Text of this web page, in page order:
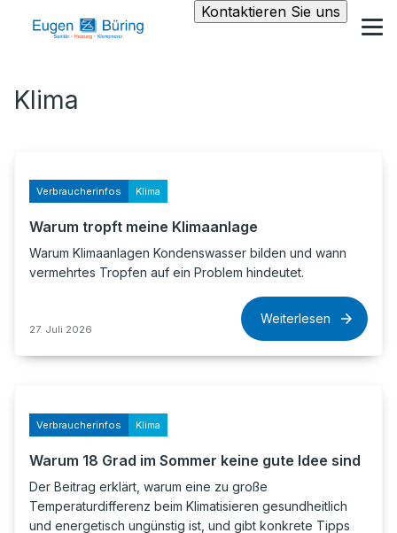
Kontaktieren Sie uns
Klima
Verbraucherinfos Klima
Warum tropft meine Klimaanlage
Warum Klimaanlagen Kondenswasser bilden und wann
vermehrtes Tropfen auf ein Problem hindeutet.
27. Juli 2026
Weiterlesen
Verbraucherinfos Klima
Warum 18 Grad im Sommer keine gute Idee sind
Der Beitrag erklärt, warum eine zu große
Temperaturdifferenz beim Klimatisieren gesundheitlich
und energetisch ungünstig ist, und gibt konkrete Tipps